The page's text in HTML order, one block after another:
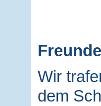
Freunde
Wir
dem